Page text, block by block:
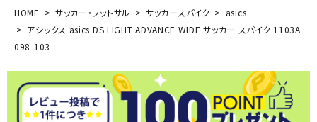
HOME サッカー・フットサル サッカースパイク
asics
アシックス asics DS LIGHT ADVANCE WIDE サッカー スパイク 1103A
098-103